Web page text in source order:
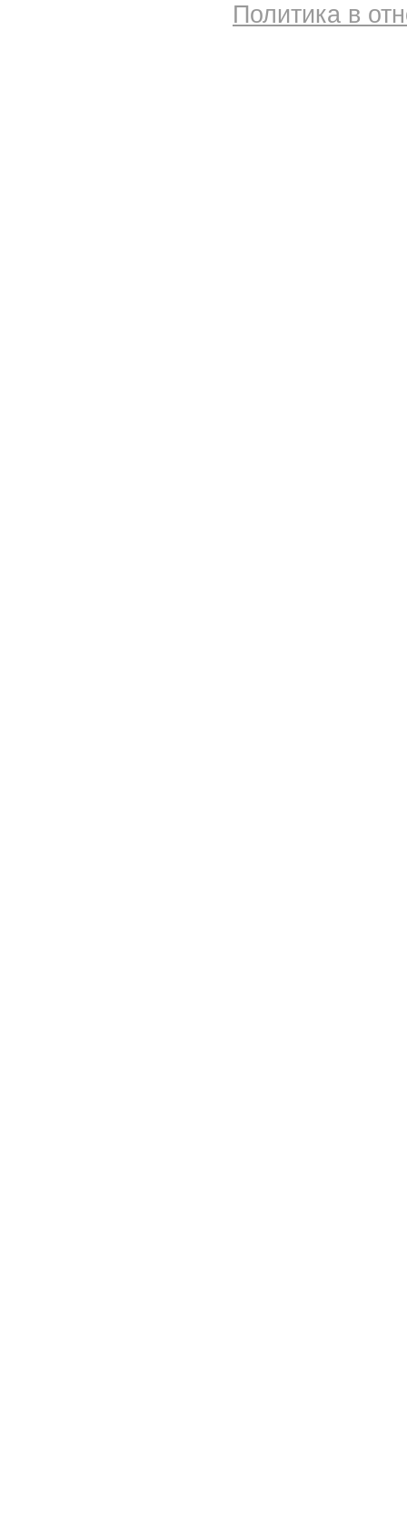
Политика в